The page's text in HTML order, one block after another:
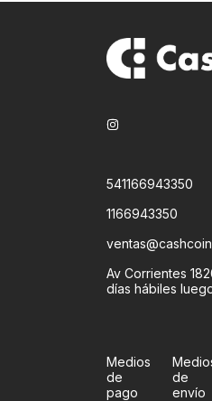
541166943350
1166943350
Av Corrientes
días hábiles
Medios
de
pago
de
envío